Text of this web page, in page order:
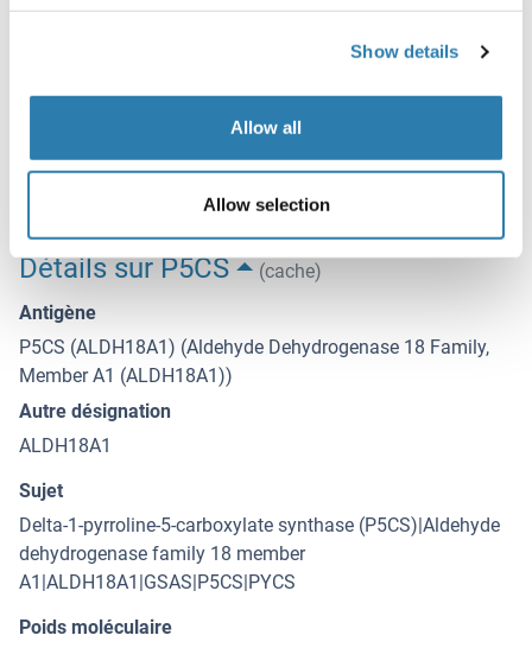
Show details
Allow all
Allow selection
-20°C for 12 months
12 months
Détails sur P5CS
(cache)
Antigène
P5CS (ALDH18A1) (Aldehyde Dehydrogenase 18 Family,
Member A1 (ALDH18A1))
Autre désignation
ALDH18A1
Sujet
Delta-1-pyrroline-5-carboxylate synthase (P5CS)|Aldehyde
dehydrogenase family 18 member
A1|ALDH18A1|GSAS|P5CS|PYCS
Poids moléculaire